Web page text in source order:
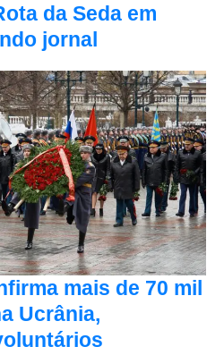
da Seda em
jornal
mais de 70 mil
Ucrânia,